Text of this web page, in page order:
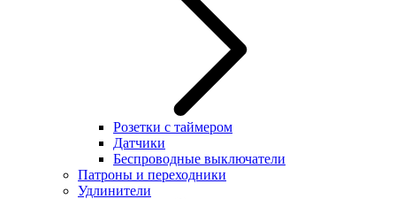
Розетки с таймером
Датчики
Беспроводные выключатели
Патроны и переходники
Удлинители